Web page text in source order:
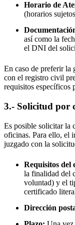
Horario de
(horarios
así como la
el DNI del
En caso de preferir la
con el registro civil
requisitos específicos
3.- Solicitud por
Es posible solicitar la
oficinas. Para ello, el
juzgado con la
Requisitos del
la finalidad del
voluntad) y el
certificado
Dirección